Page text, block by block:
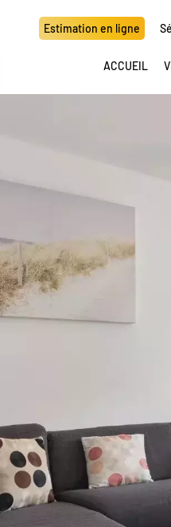
Estimation en ligne
ACCUEIL